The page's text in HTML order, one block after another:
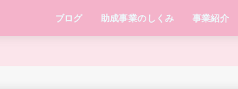
ブログ 助成事業のしくみ 事業紹介